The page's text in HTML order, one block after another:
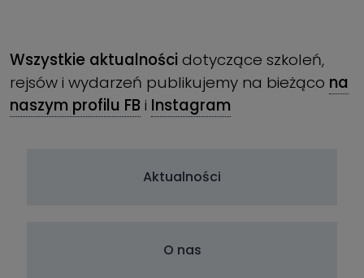
Wszystkie aktualności dotyczące szkoleń,
rejsów i wydarzeń publikujemy na bieżąco na
naszym profilu FB i Instagram
Aktualności
O nas